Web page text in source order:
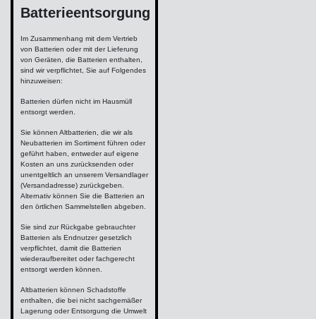
Batterieentsorgung
Im Zusammenhang mit dem Vertrieb
von Batterien oder mit der Lieferung
von Geräten, die Batterien enthalten,
sind wir verpflichtet, Sie auf Folgendes
hinzuweisen:
Batterien dürfen nicht im Hausmüll
entsorgt werden.
Sie können Altbatterien, die wir als
Neubatterien im Sortiment führen oder
geführt haben, entweder auf eigene
Kosten an uns zurücksenden oder
unentgeltlich an unserem Versandlager
(Versandadresse) zurückgeben.
Alternativ können Sie die Batterien an
den örtlichen Sammelstellen abgeben.
Sie sind zur Rückgabe gebrauchter
Batterien als Endnutzer gesetzlich
verpflichtet, damit die Batterien
wiederaufbereitet oder fachgerecht
entsorgt werden können.
Altbatterien können Schadstoffe
enthalten, die bei nicht sachgemäßer
Lagerung oder Entsorgung die Umwelt